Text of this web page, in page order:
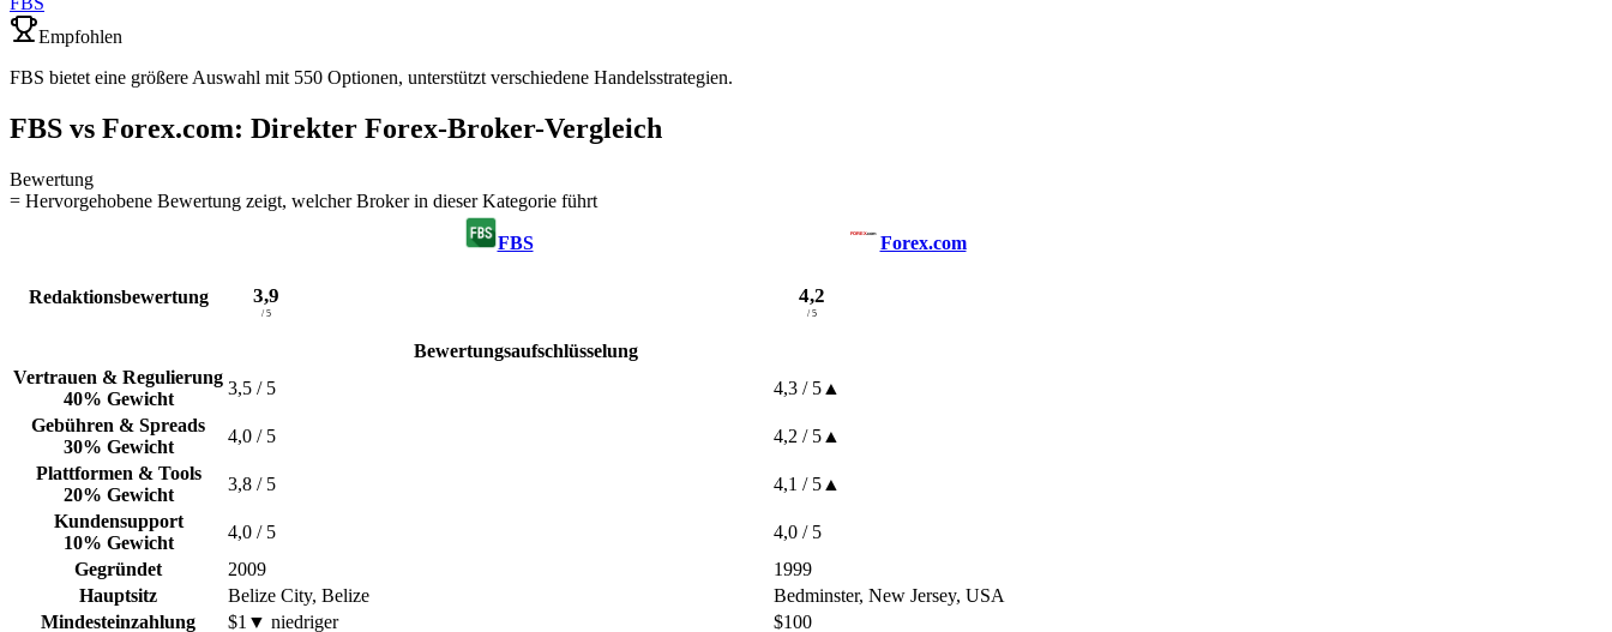
Empfohlen
FBS bietet eine größere Auswahl mit 550 Optionen, unterstützt verschiedene Handelsstrategien.
FBS vs Forex.com: Direkter Forex-Broker-Vergleich
Bewertung
= Hervorgehobene Bewertung zeigt, welcher Broker in dieser Kategorie führt
FBS Forex.com
Redaktionsbewertung 3,9
/ 5
4,2
/ 5
Bewertungsaufschlüsselung
Vertrauen & Regulierung
40% Gewicht
3,5 / 5 4,3 / 5 ▲
Gebühren & Spreads
30% Gewicht
4,0 / 5 4,2 / 5 ▲
Plattformen & Tools
20% Gewicht
3,8 / 5 4,1 / 5 ▲
Kundensupport
10% Gewicht
4,0 / 5 4,0 / 5
Gegründet
2009
1999
Hauptsitz
Belize City, Belize
Bedminster, New Jersey, USA
Mindesteinzahlung
$1 ▼ niedriger $100